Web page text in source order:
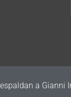
su primer